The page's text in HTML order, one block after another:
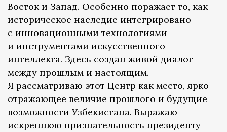
Восток и Запад. Особенно поражает то, как
историческое наследие интегрировано
с инновационными технологиями
и инструментами искусственного
интеллекта. Здесь создан живой диалог
между прошлым и настоящим.
Я рассматриваю этот Центр как место, ярко
отражающее величие прошлого и будущие
возможности Узбекистана. Выражаю
искреннюю признательность президенту